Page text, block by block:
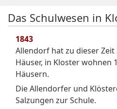
Das Schulwesen in
1843
Allendorf hat zu dieser
Häuser, in Kloster wohnen
Häusern.
Die Allendorfer und
Salzungen zur Schule.